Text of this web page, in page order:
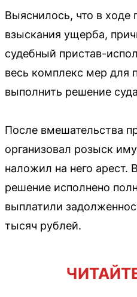
Выяснилось, что в ходе
взыскания ущерба,
судебный пристав-
весь комплекс мер для
выполнить решение
После вмешательства
организовал розыск
наложил на него арест.
решение исполнено
выплатили
тысяч рублей.